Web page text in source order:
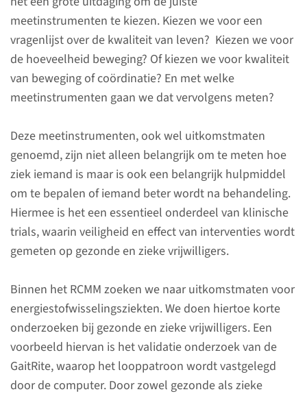
meetinstrumenten te kiezen. Kiezen we voor een
vragenlijst over de kwaliteit van leven? Kiezen we voor
de hoeveelheid beweging? Of kiezen we voor kwaliteit
van beweging of coördinatie? En met welke
meetinstrumenten gaan we dat vervolgens meten?
Deze meetinstrumenten, ook wel uitkomstmaten
genoemd, zijn niet alleen belangrijk om te meten hoe
ziek iemand is maar is ook een belangrijk hulpmiddel
om te bepalen of iemand beter wordt na behandeling.
Hiermee is het een essentieel onderdeel van klinische
trials, waarin veiligheid en effect van interventies wordt
gemeten op gezonde en zieke vrijwilligers.
Binnen het RCMM zoeken we naar uitkomstmaten voor
energiestofwisselingsziekten. We doen hiertoe korte
onderzoeken bij gezonde en zieke vrijwilligers. Een
voorbeeld hiervan is het validatie onderzoek van de
GaitRite, waarop het looppatroon wordt vastgelegd
door de computer. Door zowel gezonde als zieke
Informatie voor
researchers
Het Radboudumc
Expertisecentrum voor Erfelijke
metabole ziekten doet het
fundamenteel, toegepast en
innovatief onderzoek naar
mitochondriën en
mitochondriële stoornissen.
onderwijsprogramma’s.
Contact